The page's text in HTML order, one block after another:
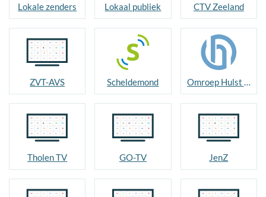
Lokale zenders Lokaal publiek CTV Zeeland
ZVT-AVS Scheldemond Omroep Hulst TV
Tholen TV GO-TV JenZ